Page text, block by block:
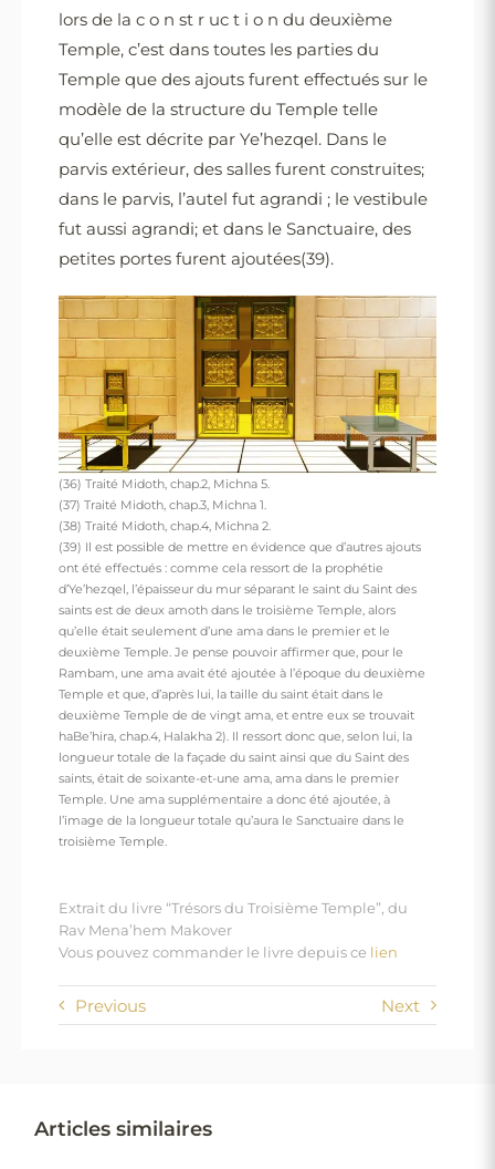
lors de la c o n st r uc t i o n du deuxième
Temple, c’est dans toutes les parties du
Temple que des ajouts furent effectués sur le
modèle de la structure du Temple telle
qu’elle est décrite par Ye’hezqel. Dans le
parvis extérieur, des salles furent construites;
dans le parvis, l’autel fut agrandi ; le vestibule
fut aussi agrandi; et dans le Sanctuaire, des
petites portes furent ajoutées(39).
(36) Traité Midoth, chap.2, Michna 5.
(37) Traité Midoth, chap.3, Michna 1.
(38) Traité Midoth, chap.4, Michna 2.
(39) Il est possible de mettre en évidence que d’autres ajouts
ont été effectués : comme cela ressort de la prophétie
d’Ye’hezqel, l’épaisseur du mur séparant le saint du Saint des
saints est de deux amoth dans le troisième Temple, alors
qu’elle était seulement d’une ama dans le premier et le
deuxième Temple. Je pense pouvoir affirmer que, pour le
Rambam, une ama avait été ajoutée à l’époque du deuxième
Temple et que, d’après lui, la taille du saint était dans le
deuxième Temple de de vingt ama, et entre eux se trouvait
haBe’hira, chap.4, Halakha 2). Il ressort donc que, selon lui, la
longueur totale de la façade du saint ainsi que du Saint des
saints, était de soixante-et-une ama, ama dans le premier
Temple. Une ama supplémentaire a donc été ajoutée, à
l’image de la longueur totale qu’aura le Sanctuaire dans le
troisième Temple.
Extrait du livre “Trésors du Troisième Temple”, du
Rav Mena’hem Makover
Vous pouvez commander le livre depuis ce lien
Previous Next
Articles similaires